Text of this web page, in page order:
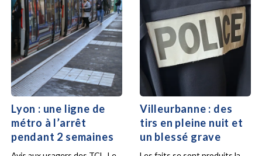
Lyon : une ligne de
métro à l’arrêt
pendant 2 semaines
Villeurbanne : des
tirs en pleine nuit et
un blessé grave